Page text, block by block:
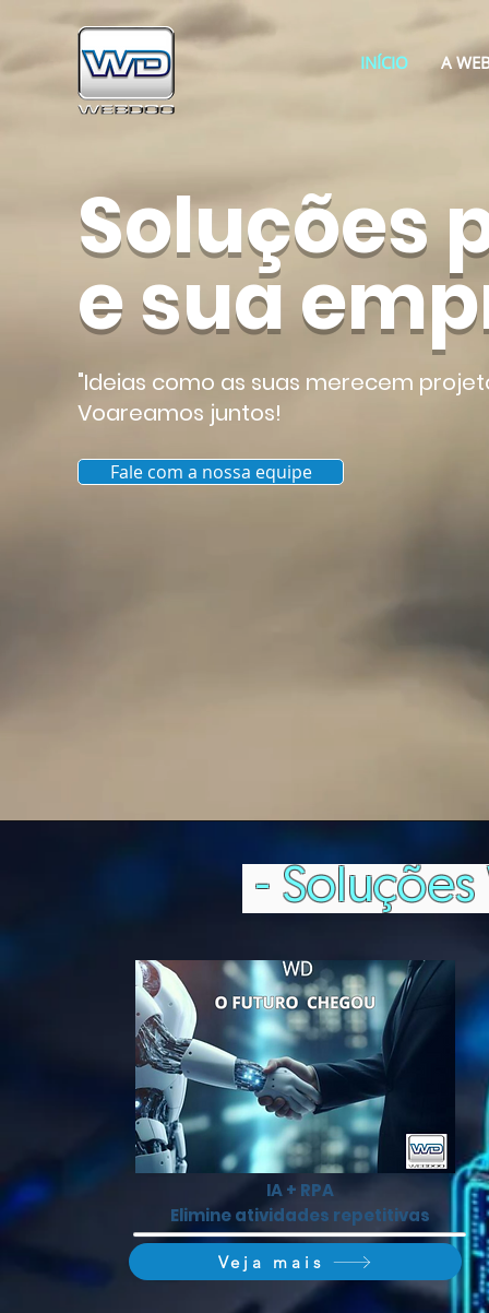
INÍCIO A
Soluções
e sua
"Ideias como as suas merecem
Voareamos juntos!
Fale com a nossa equipe
- Soluções
IA + RPA
Elimine atividades repetitivas
Veja mais